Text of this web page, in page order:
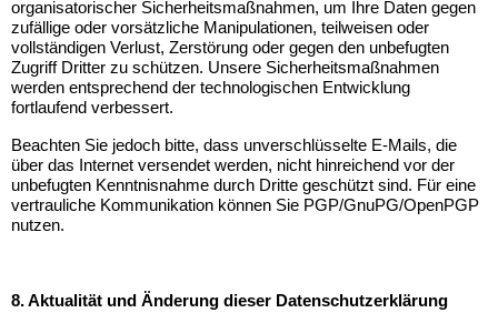
organisatorischer Sicherheitsmaßnahmen, um Ihre Daten gegen
zufällige oder vorsätzliche Manipulationen, teilweisen oder
vollständigen Verlust, Zerstörung oder gegen den unbefugten
Zugriff Dritter zu schützen. Unsere Sicherheitsmaßnahmen
werden entsprechend der technologischen Entwicklung
fortlaufend verbessert.
Beachten Sie jedoch bitte, dass unverschlüsselte E-Mails, die
über das Internet versendet werden, nicht hinreichend vor der
unbefugten Kenntnisnahme durch Dritte geschützt sind. Für eine
vertrauliche Kommunikation können Sie PGP/GnuPG/OpenPGP
nutzen.
8. Aktualität und Änderung dieser Datenschutzerklärung